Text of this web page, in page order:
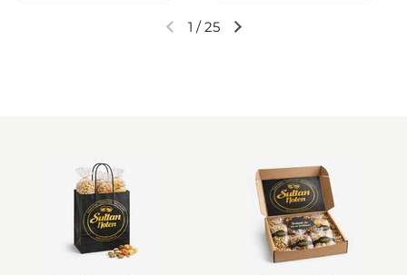
Önceki slaytSonraki slayt
1 /25